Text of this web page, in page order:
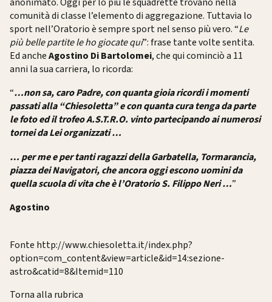
comunità di classe l’elemento di aggregazione. Tuttavia lo
sport nell’Oratorio è sempre sport nel senso più vero. “Le
più belle partite le ho giocate qui”: frase tante volte sentita.
Ed ancheAgostino Di Bartolomei, che qui cominciò a 11
anni la sua carriera, lo ricorda:
“…non sa, caro Padre, con quanta gioia ricordi i momenti
passati alla “Chiesoletta” e con quanta cura tenga da parte
le foto ed il trofeo A.S.T.R.O. vinto partecipando ai numerosi
tornei da Lei organizzati …
… per me e per tanti ragazzi della Garbatella, Tormarancia,
piazza dei Navigatori, che ancora oggi escono uomini da
quella scuola di vita che è l’Oratorio S. Filippo Neri …”
Agostino
Fonte http://www.chiesoletta.it/index.php?
option=com_content&view=article&id=14:sezione-
astro&catid=8&Itemid=110
Torna alla rubrica